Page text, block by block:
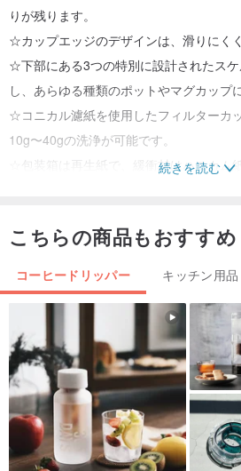
りが残ります。
☆カップエッジのデザインは、滑りにく
☆下部にある3つの特別に設計されたス
し、あらゆる種類のポットやマグカップ
☆コニカル濾紙を使用したフィルターカ
10g〜40gの洗浄が可能です。
☆包装箱は再生紙で、緩衝材はハニカム
LUVバー、シャオユコーヒーラボなど...
この商品は、鶯歌陶器の商標認定商品と
歌陶磁器博物館」です。
鶯歌バーニングは美術館側であり、高
進される認証を消費者に理解させること
続きを読む
こちらの商品もおすすめ
コーヒードリッパー キッチン用品